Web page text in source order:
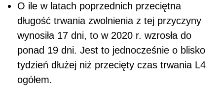
O ile w latach poprzednich przeciętna
długość trwania zwolnienia z tej przyczyny
wynosiła 17 dni, to w 2020 r. wzrosła do
ponad 19 dni. Jest to jednocześnie o blisko
tydzień dłużej niż przecięty czas trwania L4
ogółem.